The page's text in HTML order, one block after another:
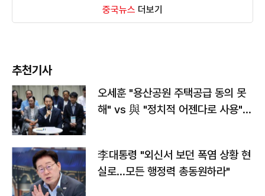
중국뉴스 더보기
추천기사
오세훈 "용산공원 주택공급 동의 못
해" vs 與 "정치적 어젠다로 사용"
李대통령 "외신서 보던 폭염 상황 현
실로…모든 행정력 총동원하라"